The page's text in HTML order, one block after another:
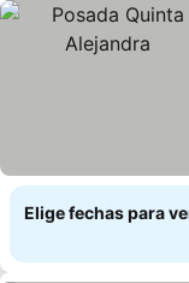
Elige fechas para